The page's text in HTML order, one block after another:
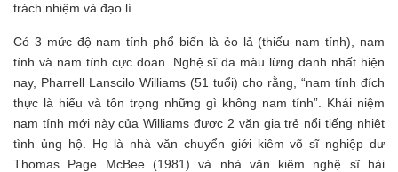
trách nhiệm và đạo lí.
Có 3 mức độ nam tính phổ biến là ẻo lả (thiếu nam tính), nam
tính và nam tính cực đoan. Nghệ sĩ da màu lừng danh nhất hiện
nay, Pharrell Lanscilo Williams (51 tuổi) cho rằng, “nam tính đích
thực là hiểu và tôn trọng những gì không nam tính”. Khái niệm
nam tính mới này của Williams được 2 văn gia trẻ nổi tiếng nhiệt
tình ủng hộ. Họ là nhà văn chuyển giới kiêm võ sĩ nghiệp dư
Thomas Page McBee (1981) và nhà văn kiêm nghệ sĩ hài